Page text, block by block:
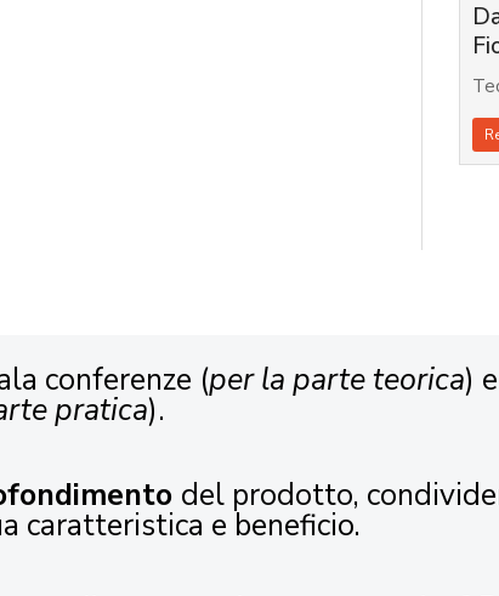
conferenze (per la parte teorica)
pratica).
del prodotto,
caratteristica e beneficio.